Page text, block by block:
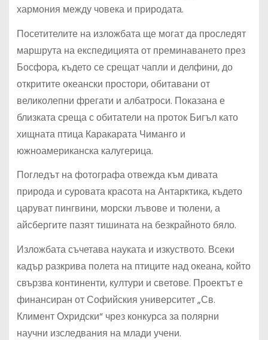
хармония между човека и природата.
Посетителите на изложбата ще могат да проследят
маршрута на експедицията от преминаването през
Босфора, където се срещат чапли и делфини, до
откритите океански простори, обитавани от
великолепни фрегати и албатроси. Показана е
близката среща с обитатели на проток Бигъл като
хищната птица Каракарата Чиманго и
южноамериканска калугерица.
Погледът на фотографа отвежда към дивата
природа и суровата красота на Антарктика, където
царуват пингвини, морски лъвове и тюлени, а
айсбергите пазят тишината на безкрайното бяло.
Изложбата съчетава науката и изкуството. Всеки
кадър разкрива полета на птиците над океана, който
свързва континенти, култури и светове. Проектът е
финансиран от Софийския университет „Св.
Климент Охридски“ чрез конкурса за полярни
научни изследвания на млади учени.